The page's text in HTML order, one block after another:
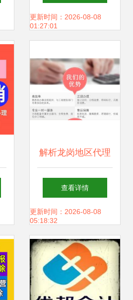
与增长引擎
更新时间：2026-08-08
01:27:01
解析龙岗地区代理
记账与税务代理服
务 专业会计审计与
财务管理的重要性
查看详情
更新时间：2026-08-08
05:18:32